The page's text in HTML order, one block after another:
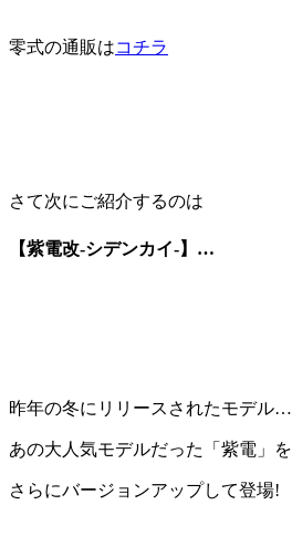
零式の通販はコチラ
さて次にご紹介するのは
【紫電改-シデンカイ-】…
昨年の冬にリリースされたモデル…
あの大人気モデルだった「紫電」を
さらにバージョンアップして登場!